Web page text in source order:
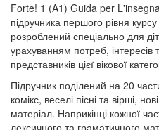
Forte! 1 (A1) Guida per
підручника першого рівня
розроблений спеціально для
урахуванням потреб, інтересів
представників цієї вікової
Підручник поділений на 20
комікс, веселі пісні та вірші,
матеріал. Наприкінці кожної
лексичного та граматичного